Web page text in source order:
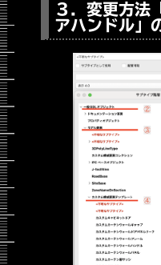
３．変更方法
アハンドル」